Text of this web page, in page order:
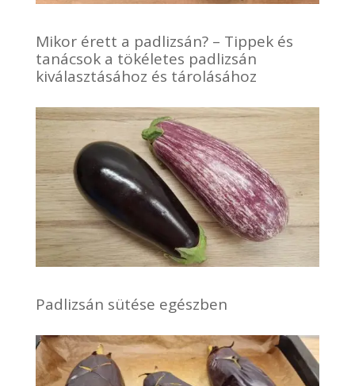
Mikor érett a padlizsán? – Tippek és
tanácsok a tökéletes padlizsán
kiválasztásához és tárolásához
Padlizsán sütése egészben